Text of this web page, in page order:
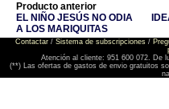
Producto anterior
EL NIÑO JESÚS NO ODIA
A LOS MARIQUITAS
Contactar/ Sistema de subscripciones/
Atención al cliente: 951 600 072. De
(**) Las ofertas de gastos de envio gratuitos